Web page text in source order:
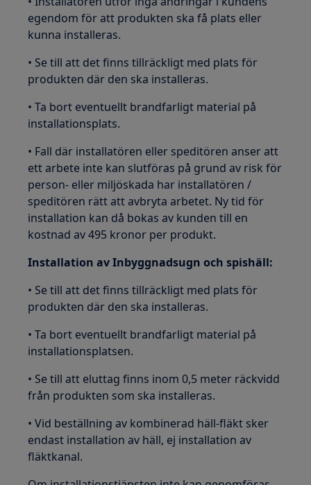
egendom för att produkten ska få plats eller
kunna installeras.
• Se till att det finns tillräckligt med plats för
produkten där den ska installeras.
• Ta bort eventuellt brandfarligt material på
installationsplats.
• Fall där installatören eller speditören anser att
ett arbete inte kan slutföras på grund av risk för
person- eller miljöskada har installatören /
speditören rätt att avbryta arbetet. Ny tid för
installation kan då bokas av kunden till en
kostnad av 495 kronor per produkt.
Installation av Inbyggnadsugn och spishäll:
• Se till att det finns tillräckligt med plats för
produkten där den ska installeras.
• Ta bort eventuellt brandfarligt material på
installationsplatsen.
• Se till att eluttag finns inom 0,5 meter räckvidd
från produkten som ska installeras.
• Vid beställning av kombinerad häll-fläkt sker
endast installation av häll, ej installation av
fläktkanal.